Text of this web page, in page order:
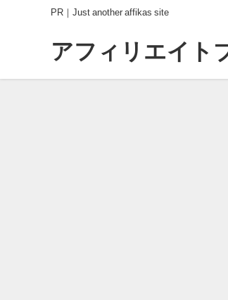
PR｜Just another affikas site
アフィリエイト